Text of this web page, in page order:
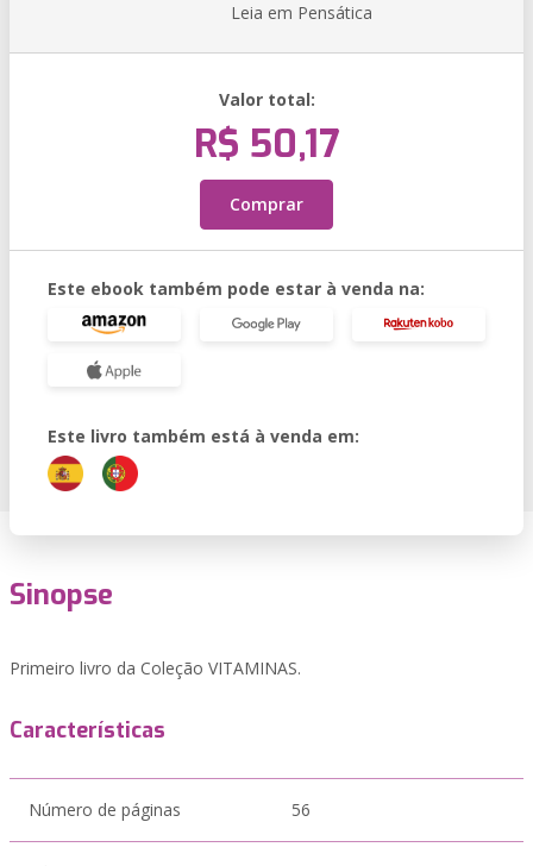
Leia em Pensática
Valor total:
R$ 50,17
Comprar
Este ebook também pode estar à venda na:
Este livro também está à venda em:
Sinopse
Primeiro livro da Coleção VITAMINAS.
Características
Número de páginas 56